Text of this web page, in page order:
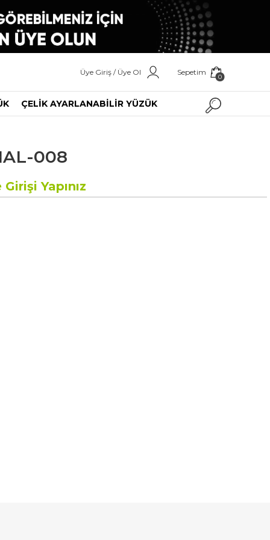
ÇELİK AYARLANABİLİR YÜZÜK
Üye Giriş / Üye Ol Sepetim 0
008
Yapınız